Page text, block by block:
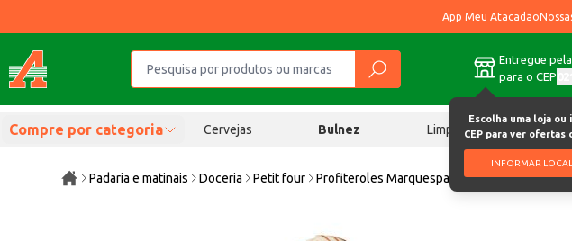
App Meu Atacadão
Entregue
para o CEP
Escolha uma loja ou
CEP para ver ofertas
INFORMAR
Compre por categoria Cervejas Bulnez Limpeza
Padaria e matinais Doceria Petit four Profiteroles Marquespan Brigadeiro Branco